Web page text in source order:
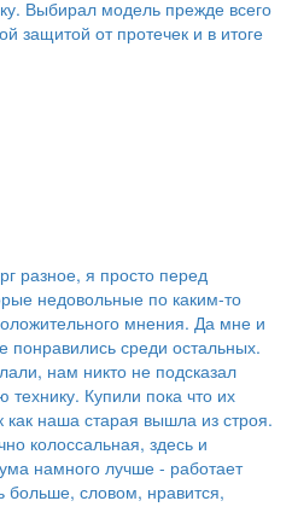
Выбирал модель прежде всего
защитой от протечек и в итоге
разное, я просто перед
недовольные по каким-то
мнения. Да мне и
понравились среди остальных.
нам никто не подсказал
технику. Купили пока что их
как наша старая вышла из строя.
колоссальная, здесь и
намного лучше - работает
больше, словом, нравится,